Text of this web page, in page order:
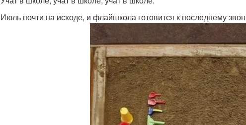
Июль почти на исходе, и флайшкола готовится к последнему